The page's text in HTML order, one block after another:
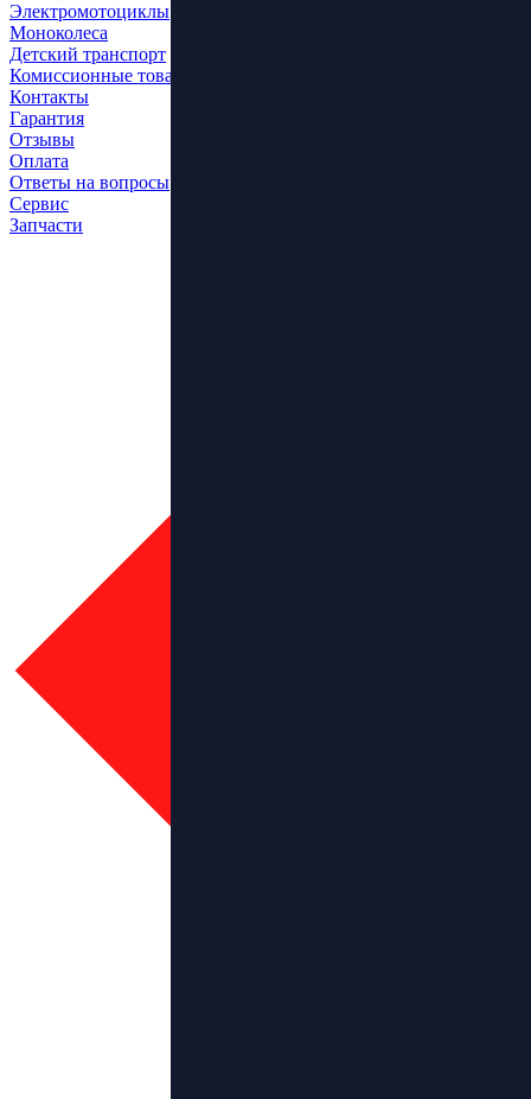
Электромотоциклы
Моноколеса
Детский транспорт
Комиссионные товары
Контакты
Гарантия
Отзывы
Оплата
Ответы на вопросы
Сервис
Запчасти